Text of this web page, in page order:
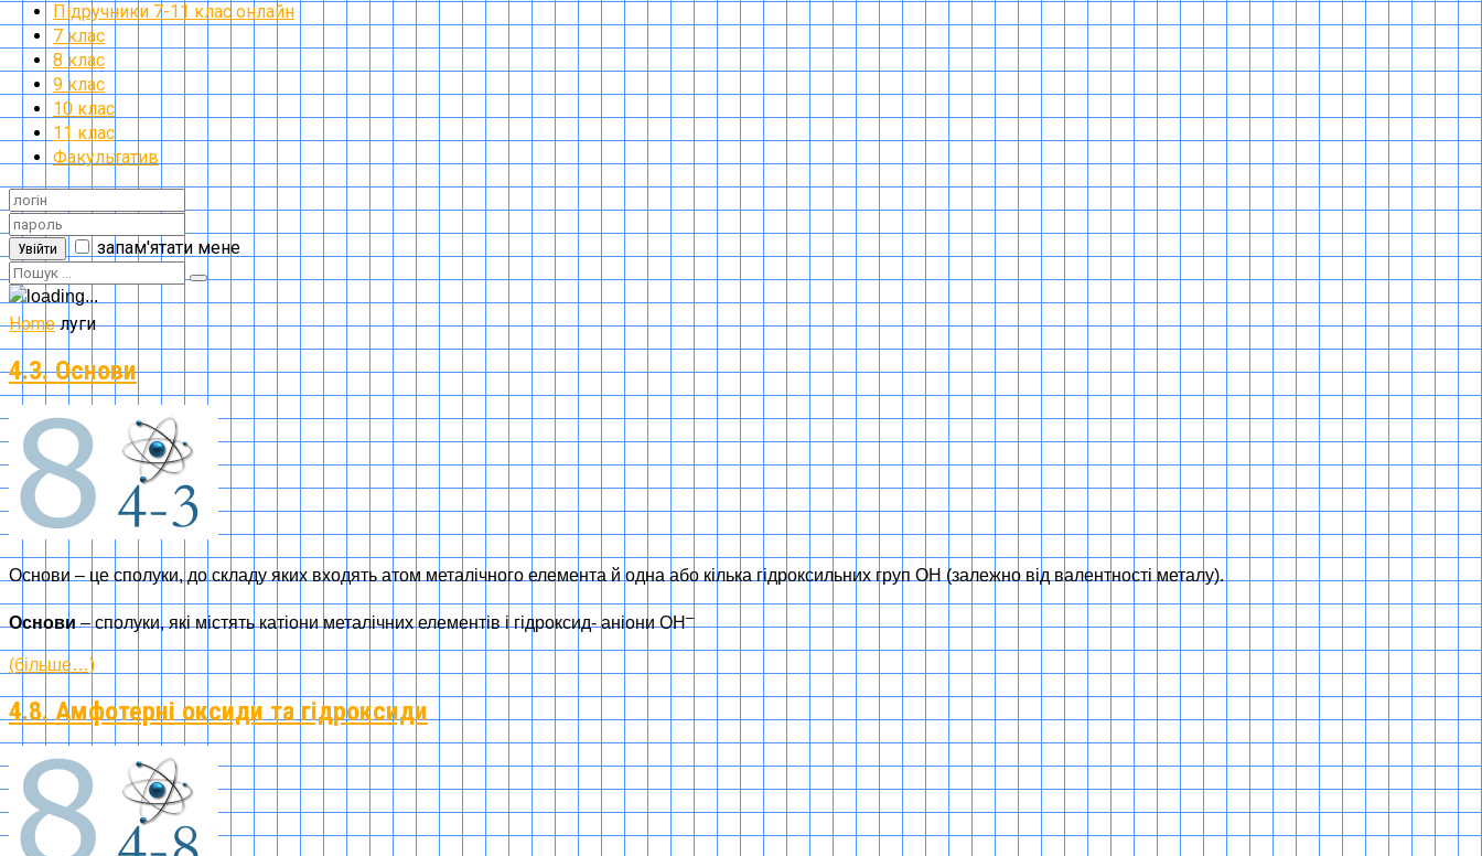
Підручники 7-11 клас онлайн
7 клас
8 клас
9 клас
10 клас
11 клас
Факультатив
Увійти запам'ятати мене
Home луги
4.3. Основи
Основи – це сполуки, до складу яких входять атом металічного елемента й одна або кілька гідроксильних груп OH (залежно від валентності металу).
Основи– сполуки, які містять катіони металічних елементів і гідроксид- аніони ОН–
(більше…)
4.8. Амфотерні оксиди та гідроксиди